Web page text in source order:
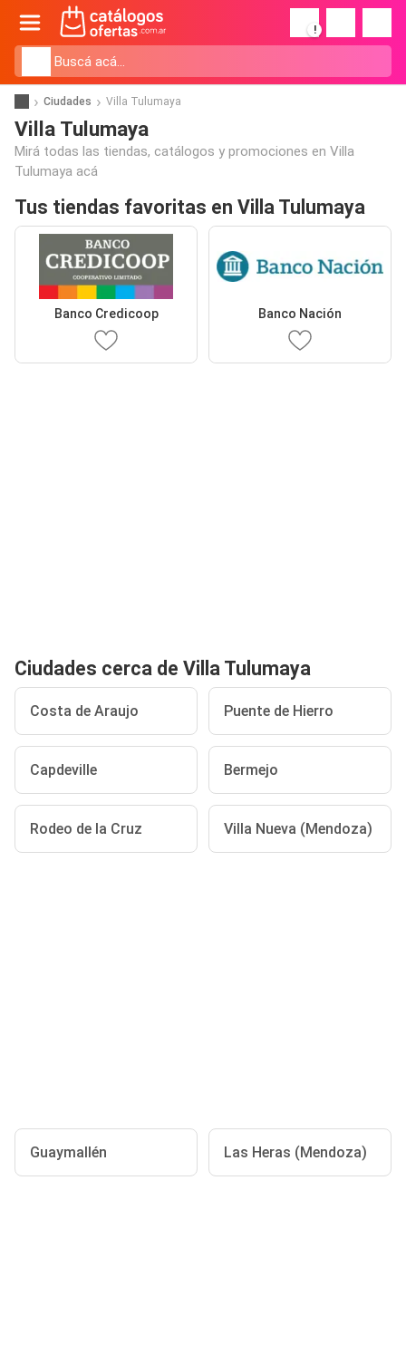
!
Ciudades Villa Tulumaya
Villa Tulumaya
Mirá todas las tiendas, catálogos y promociones en Villa
Tulumaya acá
Tus tiendas favoritas en Villa Tulumaya
Banco Credicoop Banco Nación
Ciudades cerca de Villa Tulumaya
Costa de Araujo Puente de Hierro
Capdeville Bermejo
Rodeo de la Cruz Villa Nueva (Mendoza)
Guaymallén Las Heras (Mendoza)